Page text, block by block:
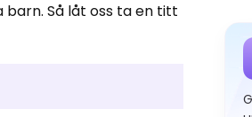
barn. Så låt oss ta en titt